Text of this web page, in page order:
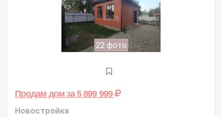
22 фото
Продам домза 5 899 999
Новостройка